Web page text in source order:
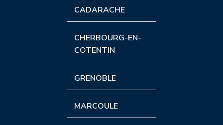
CADARACHE
CHERBOURG-EN-
COTENTIN
GRENOBLE
MARCOULE